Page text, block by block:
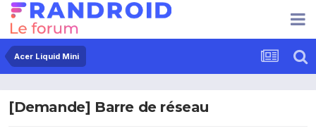
Acer Liquid Mini
[Demande] Barre de réseau